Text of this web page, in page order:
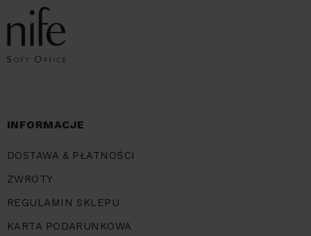
INFORMACJE
DOSTAWA & PŁATNOŚCI
ZWROTY
REGULAMIN SKLEPU
KARTA PODARUNKOWA